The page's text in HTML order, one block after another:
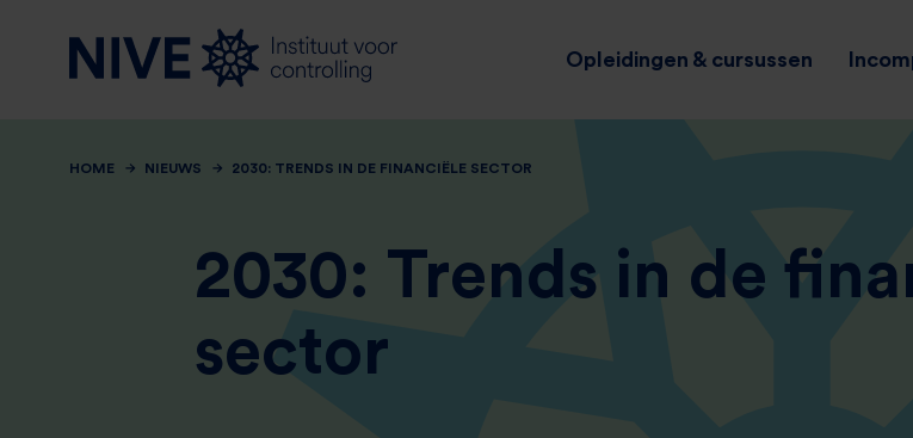
Opleidingen & cursussen
HOME NIEUWS 2030: TRENDS IN DE FINANCIËLE SECTOR
2030: Trends in de
sector